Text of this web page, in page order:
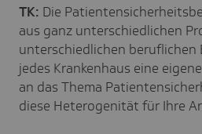
TK: Die
aus ganz unterschiedlichen
unterschiedlichen beruflichen
jedes Krankenhaus eine
an das Thema
diese Heterogenität für Ihre